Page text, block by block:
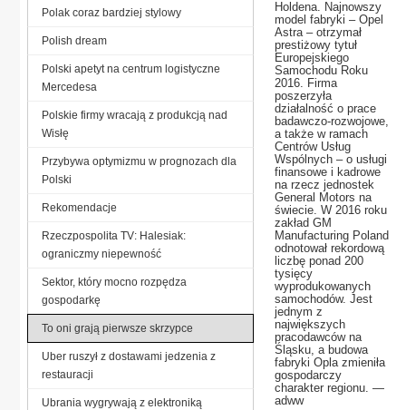
Holdena. Najnowszy
model fabryki – Opel
Astra – otrzymał
prestiżowy tytuł
Europejskiego
Samochodu Roku
2016. Firma
poszerzyła
działalność o prace
badawczo-rozwojowe,
a także w ramach
Centrów Usług
Wspólnych – o usługi
finansowe i kadrowe
na rzecz jednostek
General Motors na
świecie. W 2016 roku
zakład GM
Manufacturing Poland
odnotował rekordową
liczbę ponad 200
tysięcy
wyprodukowanych
samochodów. Jest
jednym z
największych
pracodawców na
Śląsku, a budowa
fabryki Opla zmieniła
gospodarczy
charakter regionu. —
adww
Polak coraz bardziej stylowy
Polish dream
Polski apetyt na centrum logistyczne
Mercedesa
Polskie firmy wracają z produkcją nad
Wisłę
Przybywa optymizmu w prognozach dla
Polski
Rekomendacje
Rzeczpospolita TV: Halesiak:
ograniczmy niepewność
Sektor, który mocno rozpędza
gospodarkę
To oni grają pierwsze skrzypce
Uber ruszył z dostawami jedzenia z
restauracji
Ubrania wygrywają z elektroniką